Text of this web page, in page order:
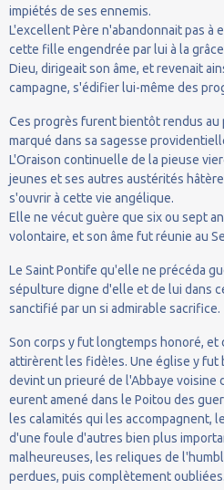
impiétés de ses ennemis.
L'excellent Père n'abandonnait pas à
cette fille engendrée par lui à la
Dieu, dirigeait son âme, et revenait
campagne, s'édifier lui-même des
Ces progrès furent bientôt rendus au
marqué dans sa sagesse
L'Oraison continuelle de la pieuse
jeunes et ses autres austérités
s'ouvrir à cette vie angélique.
Elle ne vécut guère que six ou sept
volontaire, et son âme fut réunie au
Le Saint Pontife qu'elle ne précéda
sépulture digne d'elle et de lui dans
sanctifié par un si admirable sacrifice.
Son corps y fut longtemps honoré, et
attirèrent les fidè!es. Une église y fut
devint un prieuré de l'Abbaye voisine
eurent amené dans le Poitou des
les calamités qui les accompagnent,
d'une foule d'autres bien plus
malheureuses, les reliques de
perdues, puis complètement oubliées.